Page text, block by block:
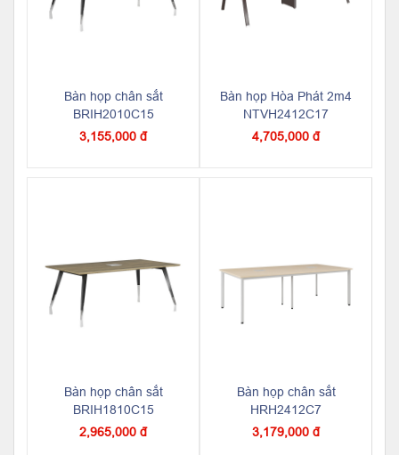
Bàn họp chân sắt
BRIH2010C15
3,155,000 đ
Bàn họp Hòa Phát 2m4
NTVH2412C17
4,705,000 đ
Bàn họp chân sắt
BRIH1810C15
2,965,000 đ
Bàn họp chân sắt
HRH2412C7
3,179,000 đ